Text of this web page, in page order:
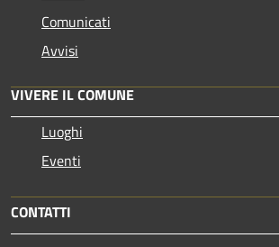
Comunicati
Avvisi
VIVERE IL COMUNE
Luoghi
Eventi
CONTATTI